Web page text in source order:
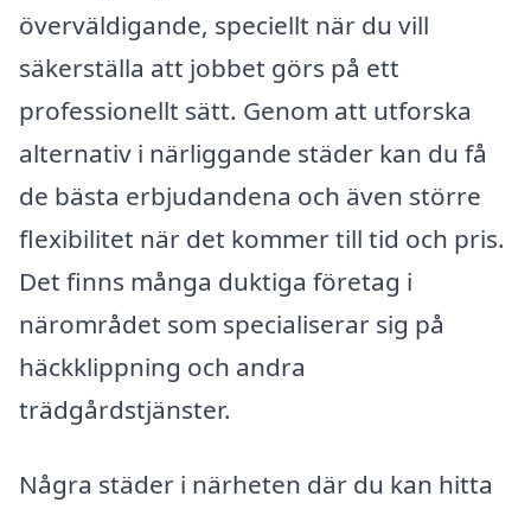
överväldigande, speciellt när du vill
säkerställa att jobbet görs på ett
professionellt sätt. Genom att utforska
alternativ i närliggande städer kan du få
de bästa erbjudandena och även större
flexibilitet när det kommer till tid och pris.
Det finns många duktiga företag i
närområdet som specialiserar sig på
häckklippning och andra
trädgårdstjänster.
Några städer i närheten där du kan hitta